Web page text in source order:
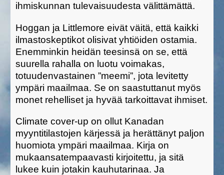
ihmiskunnan tulevaisuudesta välittämättä.
Hoggan ja Littlemore eivät väitä, että kaikki
ilmastoskeptikot olisivat yhtiöiden ostamia.
Enemminkin heidän teesinsä on se, että
suurella rahalla on luotu voimakas,
totuudenvastainen ”meemi”, jota levitetty
ympäri maailmaa. Se on saastuttanut myös
monet rehelliset ja hyvää tarkoittavat ihmiset.
Climate cover-up on ollut Kanadan
myyntitilastojen kärjessä ja herättänyt paljon
huomiota ympäri maailmaa. Kirja on
mukaansatempaavasti kirjoitettu, ja sitä
lukee kuin jotakin kauhutarinaa. Ja